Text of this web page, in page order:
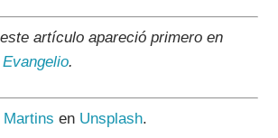
artículo apareció primero en
.
Martins en Unsplash.